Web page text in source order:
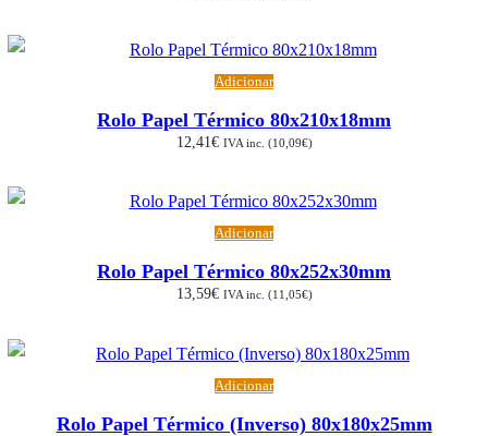
Adicionar
Rolo Papel Térmico 80x210x18mm
12,41€ IVA inc. (10,09€)
Adicionar
Rolo Papel Térmico 80x252x30mm
13,59€ IVA inc. (11,05€)
Adicionar
Rolo Papel Térmico (Inverso) 80x180x25mm